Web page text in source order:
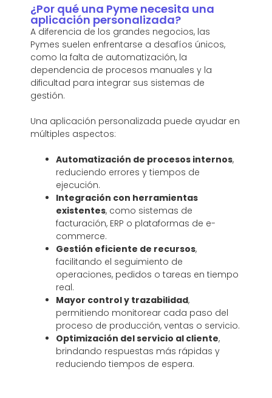
¿Por qué una Pyme necesita una
aplicación personalizada?
A diferencia de los grandes negocios, las
Pymes suelen enfrentarse a desafíos únicos,
como la falta de automatización, la
dependencia de procesos manuales y la
dificultad para integrar sus sistemas de
gestión.
Una aplicación personalizada puede ayudar en
múltiples aspectos:
Automatización de procesos internos,
reduciendo errores y tiempos de
ejecución.
Integración con herramientas
existentes, como sistemas de
facturación, ERP o plataformas de e-
commerce.
Gestión eficiente de recursos,
facilitando el seguimiento de
operaciones, pedidos o tareas en tiempo
real.
Mayor control y trazabilidad,
permitiendo monitorear cada paso del
proceso de producción, ventas o servicio.
Optimización del servicio al cliente,
brindando respuestas más rápidas y
reduciendo tiempos de espera.